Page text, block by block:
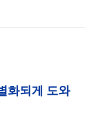
화되게 도와